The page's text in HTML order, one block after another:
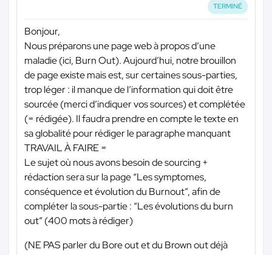
TERMINÉ
Bonjour,
Nous préparons une page web à propos d’une
maladie (ici, Burn Out). Aujourd’hui, notre brouillon
de page existe mais est, sur certaines sous-parties,
trop léger : il manque de l’information qui doit être
sourcée (merci d’indiquer vos sources) et complétée
(= rédigée). Il faudra prendre en compte le texte en
sa globalité pour rédiger le paragraphe manquant
TRAVAIL À FAIRE =
Le sujet où nous avons besoin de sourcing +
rédaction sera sur la page “Les symptomes,
conséquence et évolution du Burnout”, afin de
compléter la sous-partie : “Les évolutions du burn
out” (400 mots à rédiger)
(NE PAS parler du Bore out et du Brown out déjà